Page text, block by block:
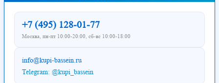
+7 (495) 128-01-77
Москва, пн-пт 10:00-20:00, сб-вс 10:00-18:00
info@kupi-bassein.ru
Telegram: @kupi_bassein